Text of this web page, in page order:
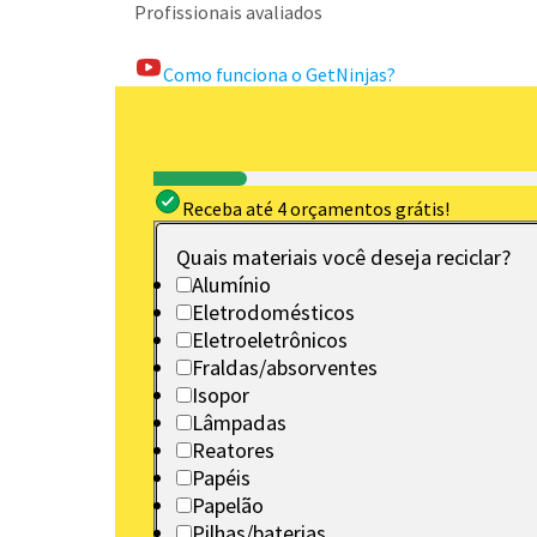
Profissionais avaliados
Como funciona o GetNinjas?
Receba até 4 orçamentos grátis!
Quais materiais você deseja reciclar?
Alumínio
Eletrodomésticos
Eletroeletrônicos
Fraldas/absorventes
Isopor
Lâmpadas
Reatores
Papéis
Papelão